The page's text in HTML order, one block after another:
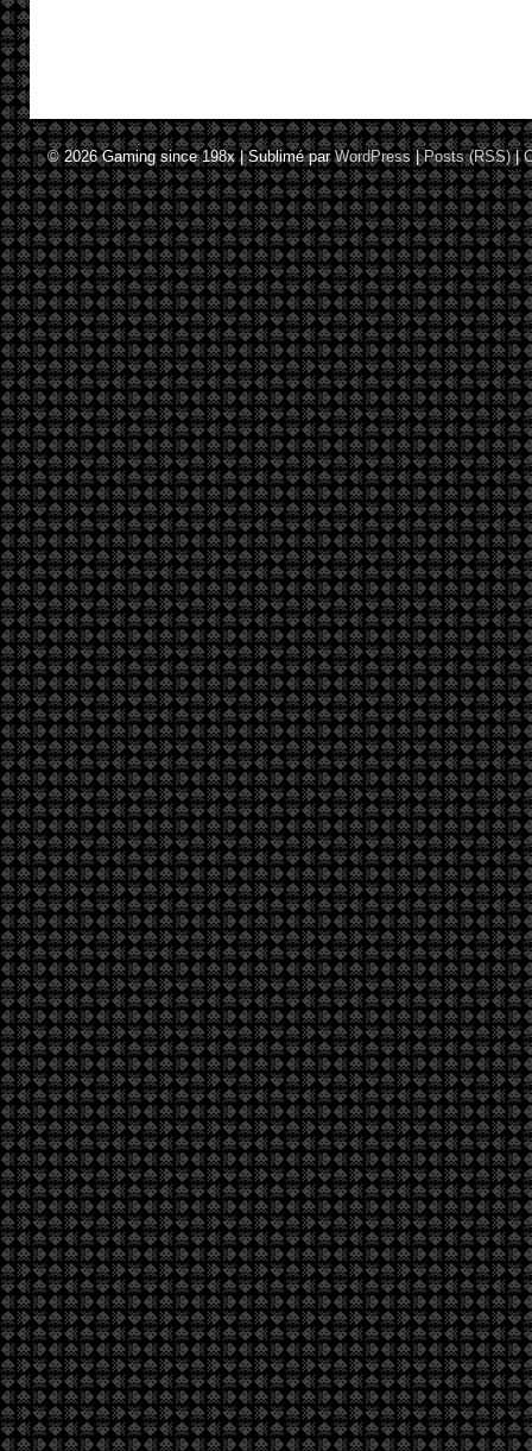
© 2026Gaming since 198x|Sublimé parWordPress |Posts (RSS)|